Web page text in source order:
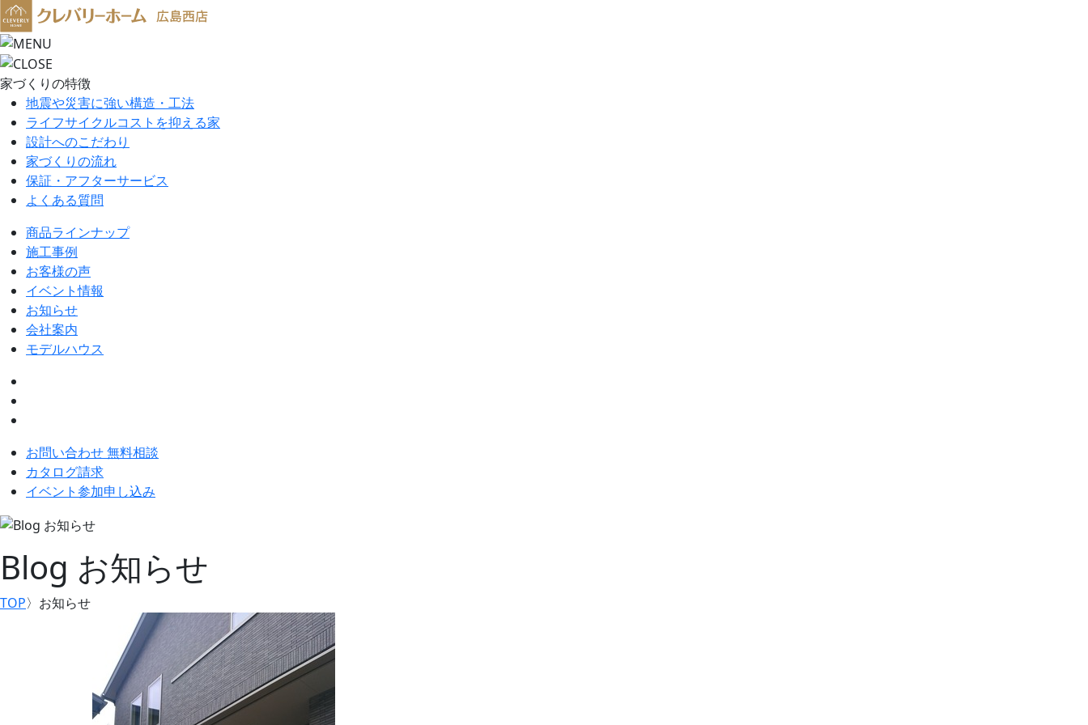
家づくりの特徴
地震や災害に強い構造・工法
ライフサイクルコストを抑える家
設計へのこだわり
家づくりの流れ
保証・アフターサービス
よくある質問
商品ラインナップ
施工事例
お客様の声
イベント情報
お知らせ
会社案内
モデルハウス
お問い合わせ 無料相談
カタログ請求
イベント参加申し込み
Blog お知らせ
TOP〉 お知らせ